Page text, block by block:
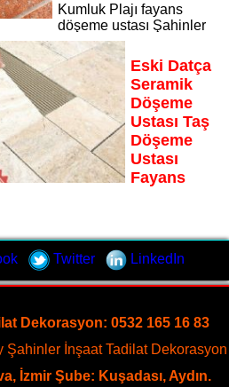
Kumluk Plajı fayans
döşeme ustası Şahinler
sanat eseri gibi işleyen
Plajı bölgesine özel hizmet
Eski Datça
Seramik
Döşeme
Ustası Taş
Döşeme
Ustası
Fayans
sanat eseri gibi işleyen uzman
özel hizmet sunuyor
Twitter LinkedIn
Dekorasyon: 0532 165 16 83
İnşaat Tadilat
İzmir Şube: Kuşadası, Aydın.